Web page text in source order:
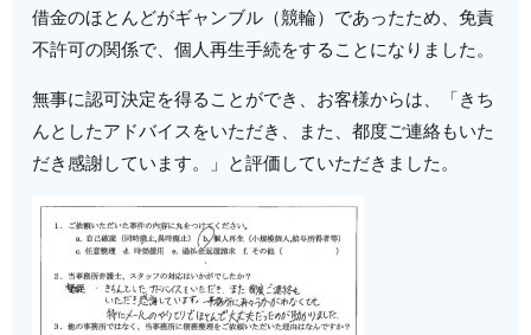
借金のほとんどがギャンブル（競輪）であったため、免責
不許可の関係で、個人再生手続をすることになりました。
無事に認可決定を得ることができ、お客様からは、「きち
んとしたアドバイスをいただき、また、都度ご連絡もいた
だき感謝しています。」と評価していただきました。